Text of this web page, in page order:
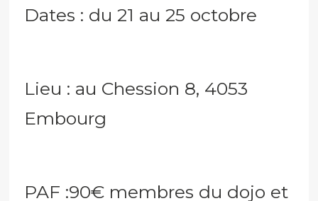
Dates : du 21 au 25 octobre
Lieu : au Chession 8, 4053
Embourg
PAF :90€ membres du dojo et